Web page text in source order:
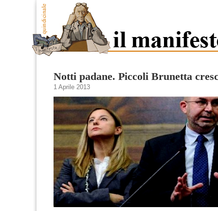
Notti padane. Piccoli Brunetta
1 Aprile 2013